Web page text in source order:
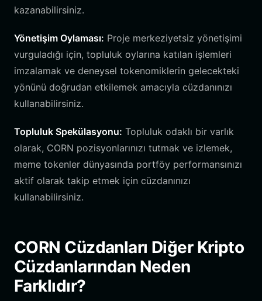
kazanabilirsiniz.
Yönetişim Oylaması: Proje merkeziyetsiz yönetişimi
vurguladığı için, topluluk oylarına katılan işlemleri
imzalamak ve deneysel tokenomiklerin gelecekteki
yönünü doğrudan etkilemek amacıyla cüzdanınızı
kullanabilirsiniz.
Topluluk Spekülasyonu: Topluluk odaklı bir varlık
olarak, CORN pozisyonlarınızı tutmak ve izlemek,
meme tokenler dünyasında portföy performansınızı
aktif olarak takip etmek için cüzdanınızı
kullanabilirsiniz.
CORN Cüzdanları Diğer Kripto
Cüzdanlarından Neden
Farklıdır?